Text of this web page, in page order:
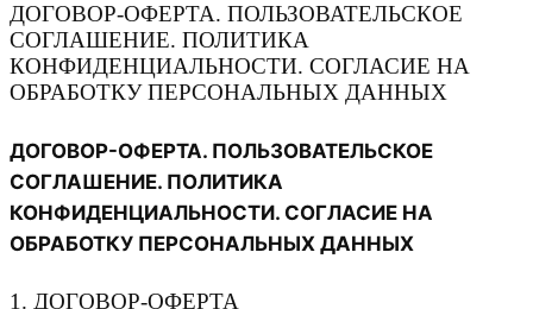
ДОГОВОР-ОФЕРТА. ПОЛЬЗОВАТЕЛЬСКОЕ
СОГЛАШЕНИЕ. ПОЛИТИКА
КОНФИДЕНЦИАЛЬНОСТИ. СОГЛАСИЕ НА
ОБРАБОТКУ ПЕРСОНАЛЬНЫХ ДАННЫХ
ДОГОВОР-ОФЕРТА. ПОЛЬЗОВАТЕЛЬСКОЕ
СОГЛАШЕНИЕ. ПОЛИТИКА
КОНФИДЕНЦИАЛЬНОСТИ. СОГЛАСИЕ НА
ОБРАБОТКУ ПЕРСОНАЛЬНЫХ ДАННЫХ
1. ДОГОВОР-ОФЕРТА